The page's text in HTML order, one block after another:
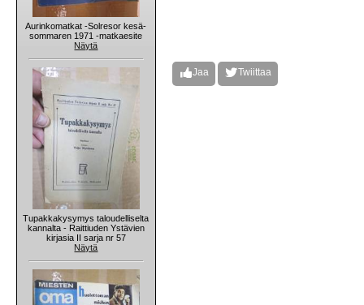
Aurinkomatkat -Solresor kesä-
sommaren 1971 -matkaesite
Näytä
Tupakkakysymys taloudelliselta
kannalta - Raittiuden Ystävien
kirjasia II sarja nr 57
Näytä
Jaa Twiittaa